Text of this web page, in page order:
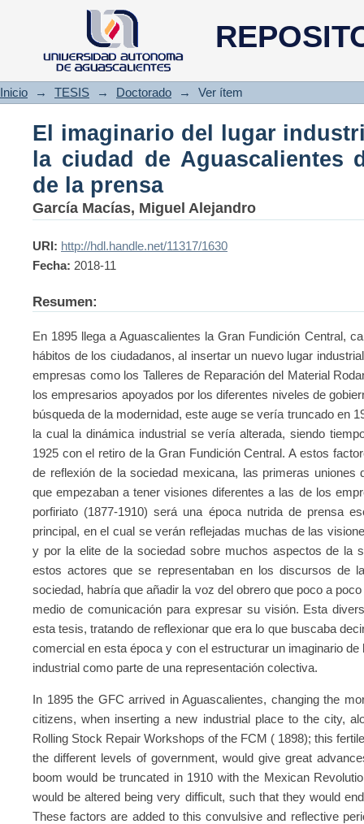
El imaginario del lugar
Aguascalientes desde la
Inicio → TESIS → Doctorado → Ver ítem
El imaginario del lugar
la ciudad de Aguascalientes
de la prensa
García Macías, Miguel Alejandro
URI: http://hdl.handle.net/11317/1630
Fecha: 2018-11
Resumen:
En 1895 llega a Aguascalientes la Gran Fundición Central,
hábitos de los ciudadanos, al insertar un nuevo lugar
empresas como los Talleres de Reparación del Material
los empresarios apoyados por los diferentes niveles de
búsqueda de la modernidad, este auge se vería truncado en
la cual la dinámica industrial se vería alterada, siendo
1925 con el retiro de la Gran Fundición Central. A estos
de reflexión de la sociedad mexicana, las primeras
que empezaban a tener visiones diferentes a las de los
porfiriato (1877-1910) será una época nutrida de prensa
principal, en el cual se verán reflejadas muchas de las
y por la elite de la sociedad sobre muchos aspectos de la
estos actores que se representaban en los discursos de
sociedad, habría que añadir la voz del obrero que poco a
medio de comunicación para expresar su visión. Esta
esta tesis, tratando de reflexionar que era lo que buscaba
comercial en esta época y con el estructurar un imaginario
industrial como parte de una representación colectiva.
In 1895 the GFC arrived in Aguascalientes, changing the
citizens, when inserting a new industrial place to the city,
Rolling Stock Repair Workshops of the FCM ( 1898); this
the different levels of government, would give great
boom would be truncated in 1910 with the Mexican
would be altered being very difficult, such that they would
These factors are added to this convulsive and reflective